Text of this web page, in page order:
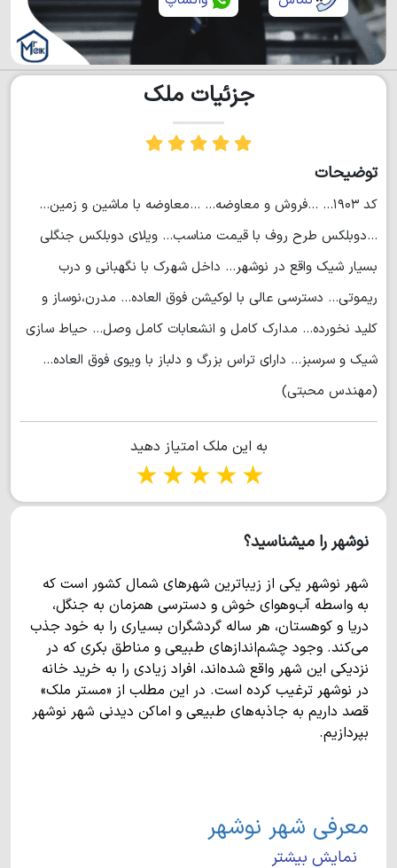
جزئیات ملک
توضیحات
کد ۱۹۰۳... ...فروش و معاوضه... ...معاوضه با ماشین و زمین...
...دوبلکس طرح روف با قیمت مناسب... ویلای دوبلکس جنگلی
بسیار شیک واقع در نوشهر... داخل شهرک با نگهبانی و درب
ریموتی... دسترسی عالی با لوکیشن فوق العاده... مدرن،نوساز و
کلید نخورده... مدارک کامل و انشعابات کامل وصل... حیاط سازی
شیک و سرسبز... دارای تراس بزرگ و دلباز با ویوی فوق العاده...
(مهندس محبتی)
به این ملک امتیاز دهید
5 stars
4 stars
3 stars
2 stars
نوشهر را میشناسید؟
شهر نوشهر یکی از زیباترین شهرهای شمال کشور است که
به واسطه آب‌وهوای خوش و دسترسی همزمان به جنگل،
دریا و کوهستان، هر ساله گردشگران بسیاری را به خود جذب
می‌کند. وجود چشم‌اندازهای طبیعی و مناطق بکری که در
نزدیکی این شهر واقع شده‌اند، افراد زیادی را به خرید خانه
در نوشهر ترغیب کرده است. در این مطلب از «مستر ملک»
قصد داریم به جاذبه‌های طبیعی و اماکن دیدنی شهر نوشهر
بپردازیم.
معرفی شهر نوشهر
بندر نوشهر در غرب استان مازندران واقع شده و یکی از
نمایش بیشتر